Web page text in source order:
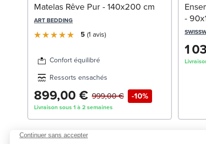
Matelas Rêve Pur - 140x200 cm
ART BEDDING
5 1 avis
Confort équilibré
Ressorts ensachés
899,00 € -10%
999,00 €
Livraison sous 1 à 2 semaines
-
1